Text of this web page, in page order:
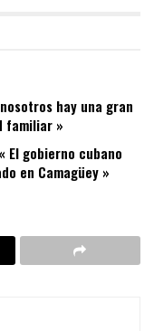
hay una gran
familiar »
El gobierno cubano
en Camagüey »